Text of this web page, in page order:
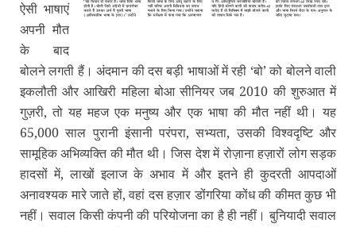
ऐसी भाषाएं
अपनी मौत
के बाद
बोलने लगती हैं। अंदमान की दस बड़ी भाषाओं में रही ‘बो’ को बोलने वाली
इकलौती और आखिरी महिला बोआ सीनियर जब 2010 की शुरुआत में
गुज़री, तो यह महज एक मनुष्‍य और एक भाषा की मौत नहीं थी। यह
65,000 साल पुरानी इंसानी परंपरा, सभ्‍यता, उसकी विश्‍वदृष्टि और
सामूहिक अभिव्‍यक्ति की मौत थी। जिस देश में रोज़ाना हज़ारों लोग सड़क
हादसों में, लाखों इलाज के अभाव में और इतने ही कुदरती आपदाओं
अनावश्‍यक मारे जाते हों, वहां दस हज़ार डोंगरिया कोंध की कीमत कुछ भी
नहीं। सवाल किसी कंपनी की परियोजना का है ही नहीं। बुनियादी सवाल